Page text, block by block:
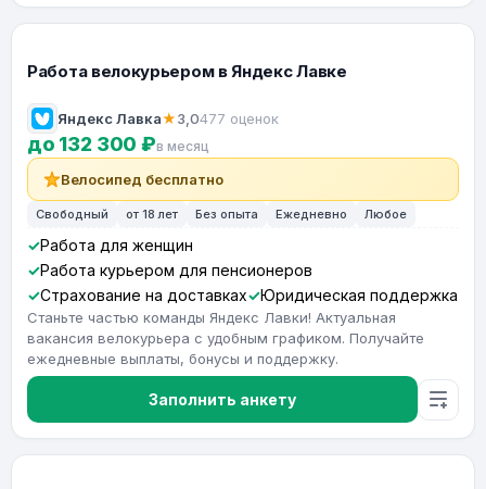
Работа велокурьером в Яндекс Лавке
Яндекс Лавка★3,0477 оценок
до 132 300 ₽в месяц
Велосипед бесплатно
Свободный от 18 лет Без опыта Ежедневно Любое
Работа для женщин
Работа курьером для пенсионеров
Страхование на доставках
Юридическая поддержка
Станьте частью команды Яндекс Лавки! Актуальная
вакансия велокурьера с удобным графиком. Получайте
ежедневные выплаты, бонусы и поддержку.
Заполнить анкету